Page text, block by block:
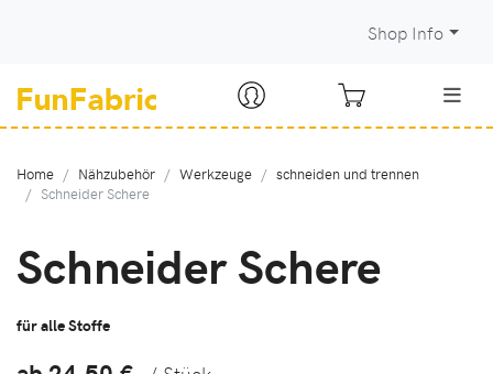
Shop Info
Home Nähzubehör Werkzeuge
schneiden und trennen
Schneider Schere
Schneider Schere
für alle Stoffe